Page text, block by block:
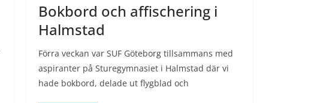
Bokbord och affischering i
Halmstad
Förra veckan var SUF Göteborg tillsammans med
aspiranter på Sturegymnasiet i Halmstad där vi
hade bokbord, delade ut flygblad och